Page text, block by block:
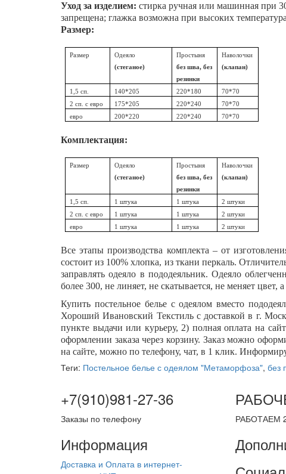
Уход за изделием: стирка ручная или машинная при
запрещена; глажка возможна при высоких
Размер:
Размер
Одеяло
(стеганое)
Простыня
без шва, без
резинки
Наволочки
(клапан)
1,5 сп. 140*205 220*180
70*70
2 сп. с евро
175*205 220*240
70*70
евро
200*220 220*240 70*70
Комплектация:
Размер
Одеяло
(стеганое)
Простыня
без шва, без
резинки
Наволочки
(клапан)
1,5 сп. 1 штука 1 штука
2 штуки
2 сп. с евро
1 штука 1 штука
2 штуки
евро
1 штука 1 штука 2 штуки
Все этапы производства комплекта – от
состоит из 100% хлопка, из ткани перкаль.
заправлять одеяло в пододеяльник. Одеяло
более 300, не линяет, не скатывается, не меняет цвет,
Купить постельное белье с одеялом вместо
Хороший Ивановский Текстиль с доставкой в г.
пункте выдачи или курьеру, 2) полная оплата на
оформлении заказа через корзину. Заказ можно
на сайте, можно по телефону, чат, в 1 клик.
Теги: Постельное белье с одеялом "Метаморфоза", без
+7(910)981-27-36
Заказы по телефону РАБОТАЕМ
Информация
Доставка и Оплата в интернет-